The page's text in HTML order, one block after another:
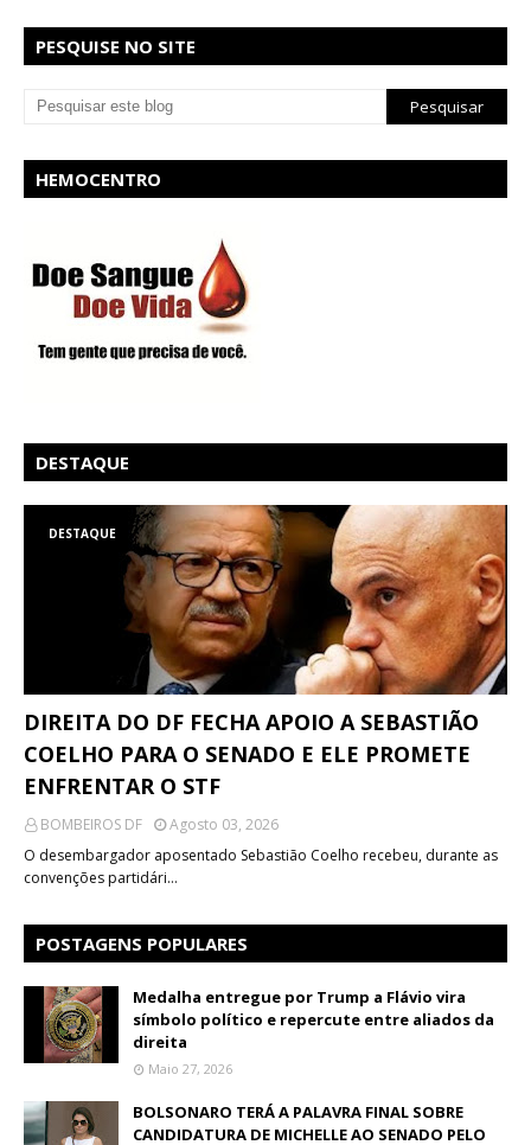
PESQUISE NO SITE
HEMOCENTRO
DESTAQUE
DESTAQUE
DIREITA DO DF FECHA APOIO A SEBASTIÃO
COELHO PARA O SENADO E ELE PROMETE
ENFRENTAR O STF
BOMBEIROS DF
Agosto 03, 2026
O desembargador aposentado Sebastião Coelho recebeu, durante as
convenções partidári…
POSTAGENS POPULARES
Medalha entregue por Trump a Flávio vira
símbolo político e repercute entre aliados da
direita
Maio 27, 2026
BOLSONARO TERÁ A PALAVRA FINAL SOBRE
CANDIDATURA DE MICHELLE AO SENADO PELO